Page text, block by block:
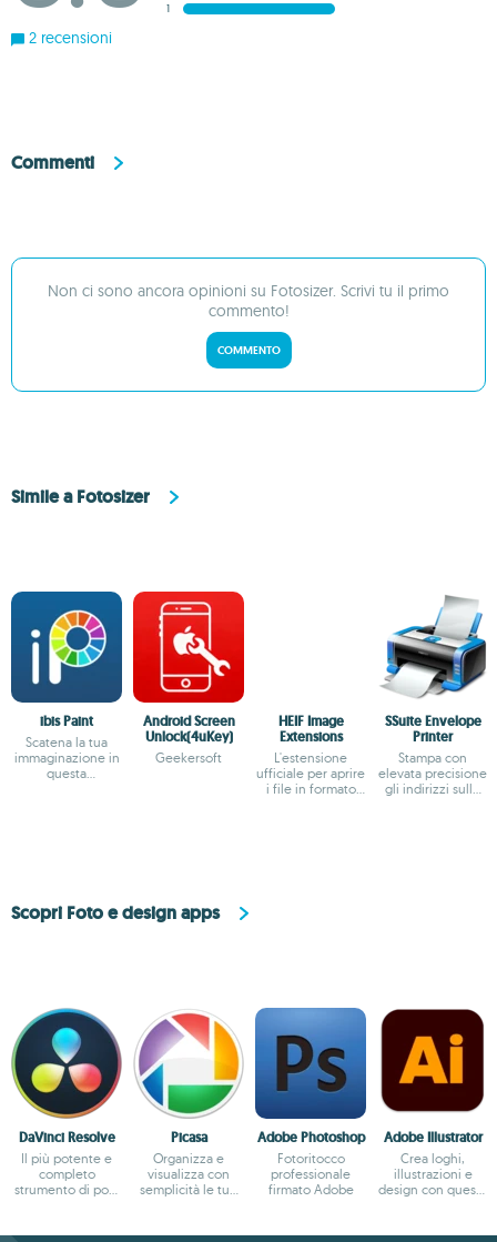
1
2 recensioni
Commenti
Non ci sono ancora opinioni su Fotosizer. Scrivi tu il primo
commento!
COMMENTO
Simile a Fotosizer
ibis Paint
Scatena la tua
immaginazione in
questa
Android Screen
Unlock(4uKey)
Geekersoft
HEIF Image
Extensions
L'estensione
ufficiale per aprire
i file in formato
SSuite Envelope
Printer
Stampa con
elevata precisione
gli indirizzi sulle
Scopri Foto e design apps
DaVinci Resolve
Il più potente e
completo
strumento di post
Picasa
Organizza e
visualizza con
semplicità le tue
Adobe Photoshop
Fotoritocco
professionale
firmato Adobe
Adobe Illustrator
Crea loghi,
illustrazioni e
design con questo